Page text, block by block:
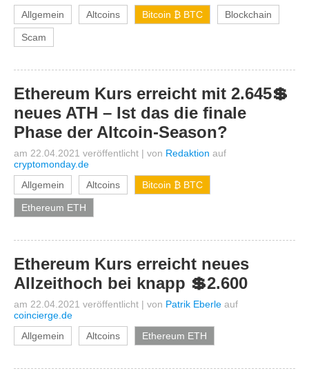
Allgemein
Altcoins Bitcoin ₿ BTC Blockchain
Scam
Ethereum Kurs erreicht mit 2.645💲
neues ATH – Ist das die finale
Phase der Altcoin-Season?
am 22.04.2021 veröffentlicht | von Redaktion auf
cryptomonday.de
Allgemein
Altcoins Bitcoin ₿ BTC
Ethereum ETH
Ethereum Kurs erreicht neues
Allzeithoch bei knapp 💲2.600
am 22.04.2021 veröffentlicht | von Patrik Eberle auf
coincierge.de
Allgemein
Altcoins Ethereum ETH